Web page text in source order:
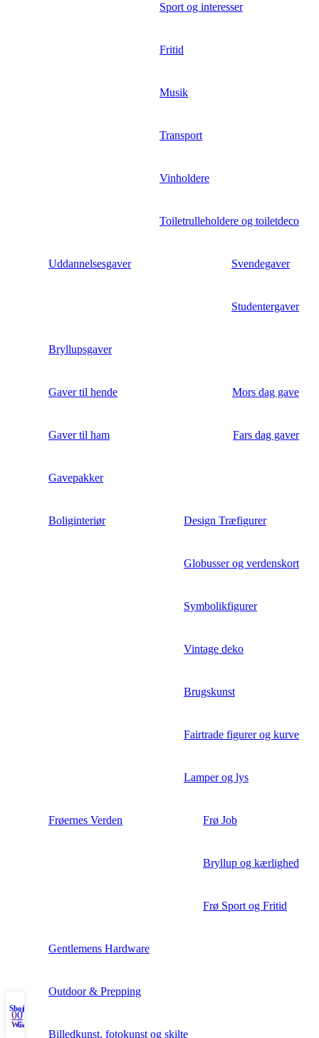
Sport og interesser
Fritid
Musik
Transport
Vinholdere
Toiletrulleholdere og toiletdeco
Uddannelsesgaver Svendegaver
Studentergaver
Bryllupsgaver
Gaver til hende Mors dag gave
Gaver til ham Fars dag gaver
Gavepakker
Boliginteriør Design Træfigurer
Globusser og verdenskort
Symbolikfigurer
Vintage deko
Brugskunst
Fairtrade figurer og kurve
Lamper og lys
Frøernes Verden Frø Job
Bryllup og kærlighed
Frø Sport og Fritid
Gentlemens Hardware
Outdoor & Prepping
Billedkunst, fotokunst og skilte
Shop
0
Wishlist
0
Cart
My account